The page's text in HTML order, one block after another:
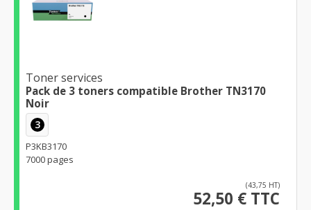
Toner services
Pack de 3 toners compatible Brother TN3170
Noir
3
P3KB3170
7000 pages
(43,75 HT)
52,50 € TTC